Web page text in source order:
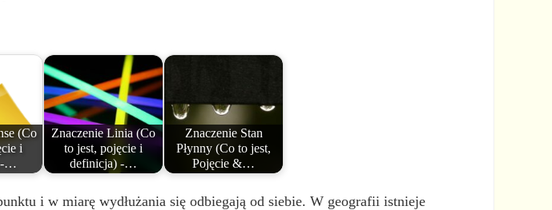
o
(Co
i
-…
Znaczenie Linia (Co
to jest, pojęcie i
definicja) -…
Znaczenie Stan
Płynny (Co to jest,
Pojęcie &…
i w miarę wydłużania się odbiegają od siebie. W geografii istnieje